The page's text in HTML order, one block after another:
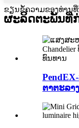
ຂຽນຂໍ້ຄວາມຂອງທ່ານ
ຜະລິດຕະພັນທີ່
ຕາຕະລາ